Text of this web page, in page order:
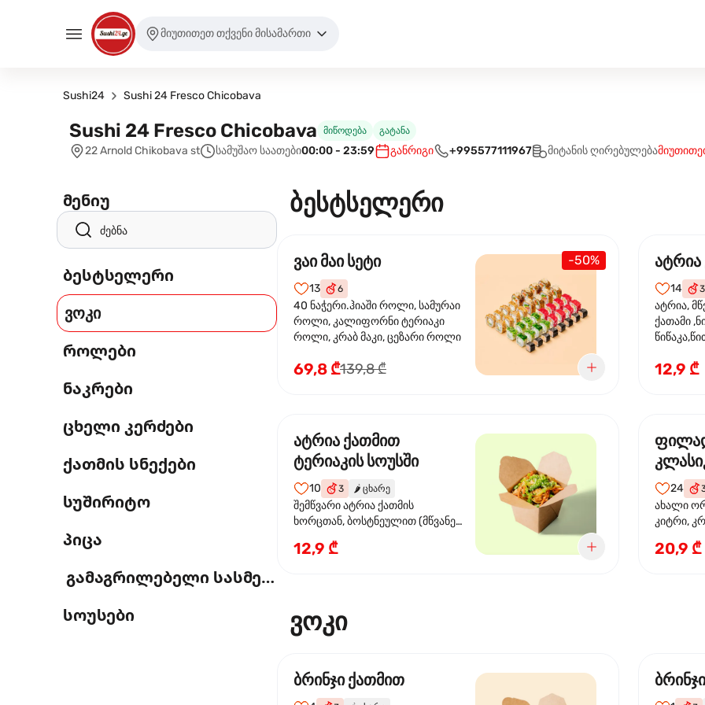
მიუთითეთ თქვენი მისამართი
Sushi24 Sushi 24 Fresco Chicobava
Sushi 24 Fresco Chicobava მიწოდება გატანა
22 Arnold Chikobava st სამუშაო საათები00:00 - 23:59 განრიგი +995577111967 მიტანის ღირებულება
მენიუ
ბესტსელერი
ვოკი
როლები
ნაკრები
ცხელი კერძები
ქათმის სნექები
სუშირიტო
პიცა
გამაგრილებელი სასმელი
სოუსები
ბესტსელერი
-50%
ვაი მაი სეტი
13 6
40 ნაჭერი.ჰიაში როლი, სამურაი
როლი, კალიფორნი ტერიაკი
როლი, კრაბ მაკი, ცეზარი როლი
69,8 ₾139,8 ₾
14 3
ატრია,
ქათამი
სოუსი,
12,9 ₾
ატრია ქათმით
ტერიაკის სოუსში
10 3 🌶️ ცხარე
შემწვარი ატრია ქათმის
ხორცთან, ბოსტნეულით (მწვანე
და ტერიაკის სოუსით
12,9 ₾
24
ახალი
კიტრი,
20,9 ₾
ვოკი
ბრინჯი ქათმით